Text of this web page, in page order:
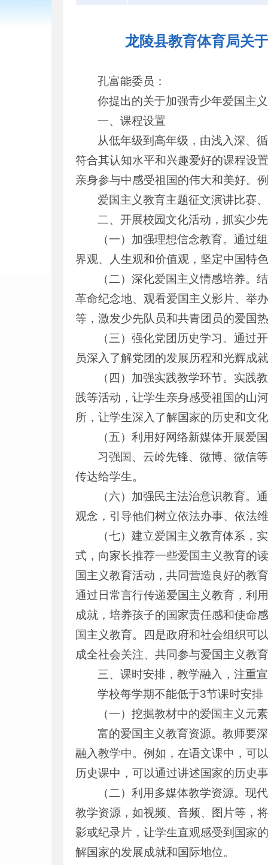
龙陵县教育体育局关
孔富能委员：
你提出的关于加强青少年爱国主
一、课程设置
从低年级到高年级，由浅入深、
符合其认知水平和兴趣爱好的课程设
亲身参与中感受祖国的伟大和美好。
爱国主义教育主题征文演讲比赛
二、开展校园文化活动，抓实少
（一）加强理想信念教育。通过
界观、人生观和价值观，坚定中国特
（二）深化爱国主义情感培养。
革命纪念地、观看爱国主义影片、举
等，激发少先队员和共青团员的爱国
（三）强化党团历史学习。通过
员深入了解党团的发展历程和光辉成
（四）加强实践教学环节。实践
践等活动，让学生亲身感受祖国的山
所，让学生深入了解国家的历史和文
（五）利用好网络新媒体开展爱
习强国、云岭先锋、微博、微信
传达给学生。
（六）加强民主法治意识教育。
观念，引导他们树立依法办事、依法
（七）建立爱国主义教育体系，
式，向家长推荐一些爱国主义教育的
国主义教育活动，共同营造良好的教
通过日常言行传递爱国主义教育，利
成就，培养孩子的国家责任感和使命
国主义教育。四是政府和社会组织可
成全社会关注、共同参与爱国主义教
三、课时安排，教学融入，注重
学校每学期不能低于3节课时安
（一）挖掘教材中的爱国主义元
富的爱国主义教育资源。教师要
融入教学中。例如，在语文课中，可
历史课中，可以通过讲述国家的历史
（二）利用多媒体教学资源。现
教学资源，如视频、音频、图片等，
影或纪录片，让学生直观感受到国家
解国家的发展成就和国际地位。